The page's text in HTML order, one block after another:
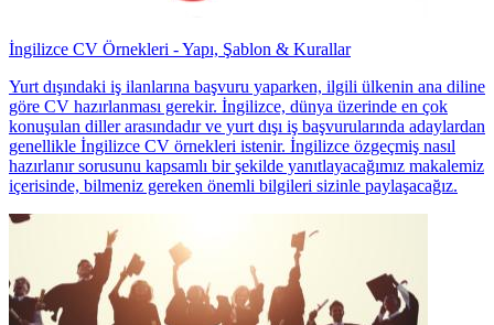
İngilizce CV Örnekleri - Yapı, Şablon & Kurallar
Yurt dışındaki iş ilanlarına başvuru yaparken, ilgili ülkenin ana diline
göre CV hazırlanması gerekir. İngilizce, dünya üzerinde en çok
konuşulan diller arasındadır ve yurt dışı iş başvurularında adaylardan
genellikle İngilizce CV örnekleri istenir. İngilizce özgeçmiş nasıl
hazırlanır sorusunu kapsamlı bir şekilde yanıtlayacağımız makalemiz
içerisinde, bilmeniz gereken önemli bilgileri sizinle paylaşacağız.